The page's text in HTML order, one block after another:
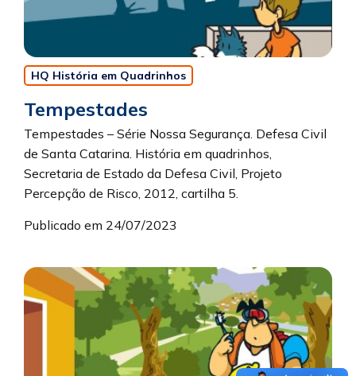
HQ História em Quadrinhos
Tempestades
Tempestades – Série Nossa Segurança. Defesa Civil
de Santa Catarina. História em quadrinhos,
Secretaria de Estado da Defesa Civil, Projeto
Percepção de Risco, 2012, cartilha 5.
Publicado em 24/07/2023